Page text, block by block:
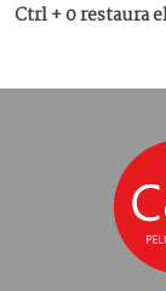
Ctrl + 0 restaura